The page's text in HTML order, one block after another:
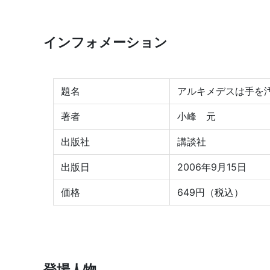
インフォメーション
題名 アルキメデスは手を
著者 小峰 元
出版社 講談社
出版日 2006年9月15日
価格 649円（税込）